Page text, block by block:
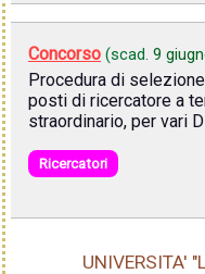
Concorso (scad. 9
Procedura di
posti di ricercatore a
straordinario, per vari
Ricercatori
UNIVERSITA'